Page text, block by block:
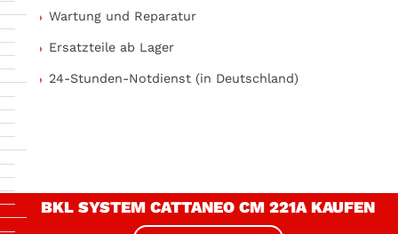
Wartung und Reparatur
Ersatzteile ab Lager
24-Stunden-Notdienst (in Deutschland)
BKL SYSTEM CATTANEO CM 221A KAUFEN